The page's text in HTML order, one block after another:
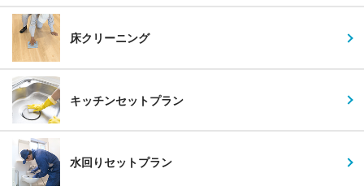
床クリーニング
キッチンセットプラン
水回りセットプラン